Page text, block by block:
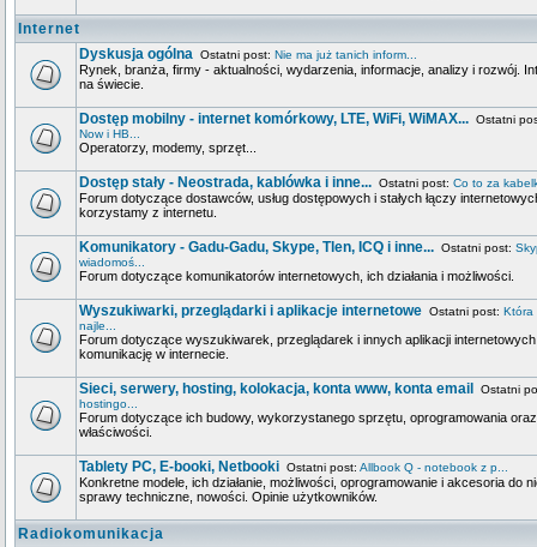
Internet
Dyskusja ogólna Ostatni post: Nie ma już tanich inform...
Rynek, branża, firmy - aktualności, wydarzenia, informacje, analizy i rozwój.
na świecie.
Dostęp mobilny - internet komórkowy, LTE, WiFi, WiMAX... Ostatni
Now i HB...
Operatorzy, modemy, sprzęt...
Dostęp stały - Neostrada, kablówka i inne... Ostatni post: Co to za
Forum dotyczące dostawców, usług dostępowych i stałych łączy
korzystamy z internetu.
Komunikatory - Gadu-Gadu, Skype, Tlen, ICQ i inne... Ostatni post:
wiadomoś...
Forum dotyczące komunikatorów internetowych, ich działania i możliwości.
Wyszukiwarki, przeglądarki i aplikacje internetowe Ostatni post: Która
najle...
Forum dotyczące wyszukiwarek, przeglądarek i innych aplikacji
komunikację w internecie.
Sieci, serwery, hosting, kolokacja, konta www, konta email
Ostatni
hostingo...
Forum dotyczące ich budowy, wykorzystanego sprzętu, oprogramowania
właściwości.
Tablety PC, E-booki, Netbooki Ostatni post: Allbook Q - notebook z p...
Konkretne modele, ich działanie, możliwości, oprogramowanie i akcesoria do
sprawy techniczne, nowości. Opinie użytkowników.
Radiokomunikacja